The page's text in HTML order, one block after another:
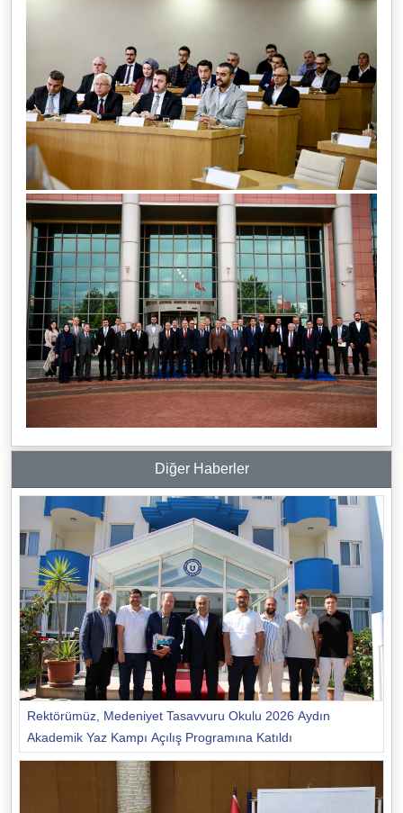
Diğer Haberler
Rektörümüz, Medeniyet Tasavvuru Okulu 2026 Aydın
Akademik Yaz Kampı Açılış Programına Katıldı